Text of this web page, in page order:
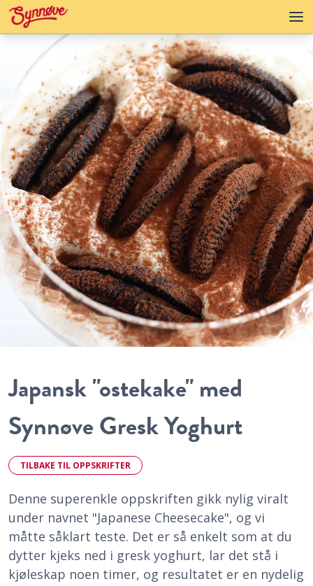
Japansk "ostekake" med
Synnøve Gresk Yoghurt
TILBAKE TIL OPPSKRIFTER
Denne superenkle oppskriften gikk nylig viralt
under navnet "Japanese Cheesecake", og vi
måtte såklart teste. Det er så enkelt som at du
dytter kjeks ned i gresk yoghurt, lar det stå i
kjøleskap noen timer, og resultatet er en nydelig